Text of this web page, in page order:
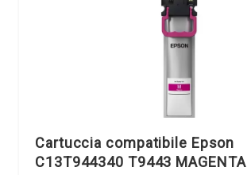
Cartuccia compatibile Epson
C13T944340 T9443 MAGENTA